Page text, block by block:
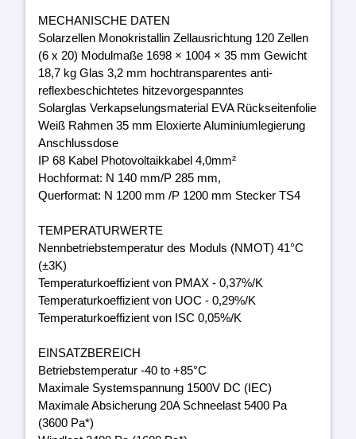
MECHANISCHE DATEN
Solarzellen Monokristallin Zellausrichtung 120 Zellen
(6 x 20) Modulmaße 1698 × 1004 × 35 mm Gewicht
18,7 kg Glas 3,2 mm hochtransparentes anti-
reflexbeschichtetes hitzevorgespanntes
Solarglas Verkapselungsmaterial EVA Rückseitenfolie
Weiß Rahmen 35 mm Eloxierte Aluminiumlegierung
Anschlussdose
IP 68 Kabel Photovoltaikkabel 4,0mm²
Hochformat: N 140 mm/P 285 mm,
Querformat: N 1200 mm /P 1200 mm Stecker TS4
TEMPERATURWERTE
Nennbetriebstemperatur des Moduls (NMOT) 41°C
(±3K)
Temperaturkoeffizient von PMAX - 0,37%/K
Temperaturkoeffizient von UOC - 0,29%/K
Temperaturkoeffizient von ISC 0,05%/K
EINSATZBEREICH
Betriebstemperatur -40 to +85°C
Maximale Systemspannung 1500V DC (IEC)
Maximale Absicherung 20A Schneelast 5400 Pa
(3600 Pa*)